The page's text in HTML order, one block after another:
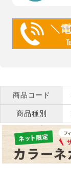
商品コード
商品種別